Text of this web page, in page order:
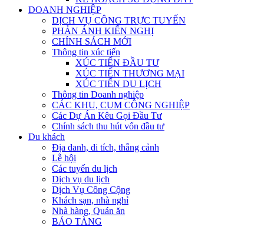
DOANH NGHIỆP
DỊCH VỤ CÔNG TRỰC TUYẾN
PHẢN ÁNH KIẾN NGHỊ
CHÍNH SÁCH MỚI
Thông tin xúc tiến
XÚC TIẾN ĐẦU TƯ
XÚC TIẾN THƯƠNG MẠI
XÚC TIẾN DU LỊCH
Thông tin Doanh nghiệp
CÁC KHU, CỤM CÔNG NGHIỆP
Các Dự Án Kêu Gọi Đầu Tư
Chính sách thu hút vốn đầu tư
Du khách
Địa danh, di tích, thắng cảnh
Lễ hội
Các tuyến du lịch
Dịch vụ du lịch
Dịch Vụ Công Cộng
Khách sạn, nhà nghỉ
Nhà hàng, Quán ăn
BẢO TÀNG